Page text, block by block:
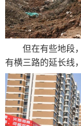
但在有些地段，
有横三路的延长线